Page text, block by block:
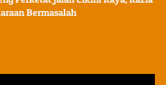
Bermasalah